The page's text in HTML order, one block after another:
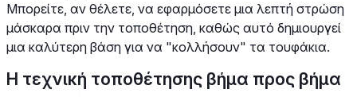
Μπορείτε, αν θέλετε, να εφαρμόσετε μια λεπτή στρώση
μάσκαρα πριν την τοποθέτηση, καθώς αυτό δημιουργεί
μια καλύτερη βάση για να "κολλήσουν" τα τουφάκια.
Η τεχνική τοποθέτησης βήμα προς βήμα